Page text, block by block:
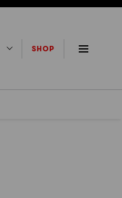
SHOP